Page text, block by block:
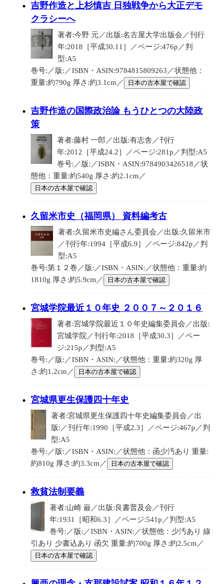
吉野作造と上杉慎吉 日独戦争から大正デモ
クラシーへ
著者:今野 元／出版:名古屋大学出版会／刊行
年:2018［平成30.11］／ページ:476p／判
型:A5
巻号:／版:／ISBN・ASIN:9784815809263／状態他：
重量:約790g 厚さ:約3.1cm／
日本の古本屋で確認
吉野作造の国際政治論 もうひとつの大陸政
策
著者:藤村 一郎／出版:有志舎／刊行
年:2012［平成24.2］／ページ:281p／判型:A5
巻号:／版:／ISBN・ASIN:9784903426518／状
態他：重量:約540g 厚さ:約2.1cm／
日本の古本屋で確認
久留米市史（福岡県） 資料編考古
著者:久留米市史編さん委員会／出版:久留米市
／刊行年:1994［平成6.9］／ページ:842p／判
型:A5
巻号:第１２巻／版:／ISBN・ASIN:／状態他：重量:約
1810g 厚さ:約5.9cm／
日本の古本屋で確認
宮城学院最近１０年史 ２００７～２０１６
著者:宮城学院最近１０年史編集委員会／出版:
宮城学院／刊行年:2018［平成30.3］／ペー
ジ:215p／判型:A5
巻号:／版:／ISBN・ASIN:／状態他：重量:約320g 厚
さ:約1.2cm／
日本の古本屋で確認
宮城県更生保護四十年史
著者:宮城県更生保護四十年史編集委員会／出
版:／刊行年:1990［平成2.3］／ページ:467p／判
型:A5
巻号:／版:／ISBN・ASIN:／状態他：函少汚あり 重量:
約810g 厚さ:約3.3cm／
日本の古本屋で確認
救貧法制要義
著者:山崎 巌／出版:良書普及会／刊行
年:1931［昭和6.3］／ページ:541p／判型:A5
巻号:／版:／ISBN・ASIN:／状態他：少汚あり 線
引あり 少書込あり 函欠 重量:約700g 厚さ:約2.5cm／
日本の古本屋で確認